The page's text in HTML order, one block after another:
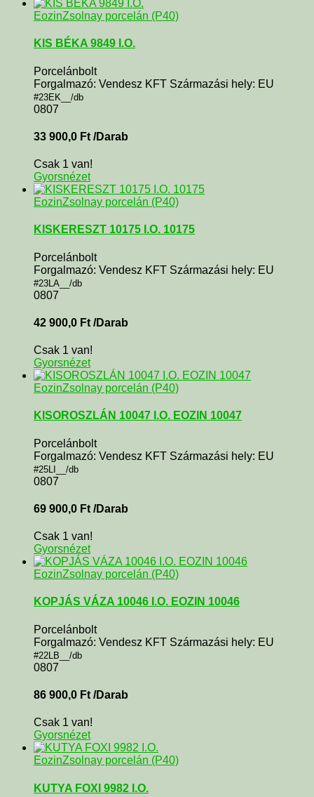
EozinZsolnay porcelán (P40)
KIS BÉKA 9849 I.O.
Porcelánbolt
Forgalmazó: Vendesz KFT Származási hely: EU
#23EK__/db
0807
33 900,0 Ft /Darab
Csak 1 van!
Gyorsnézet
EozinZsolnay porcelán (P40)
KISKERESZT 10175 I.O. 10175
Porcelánbolt
Forgalmazó: Vendesz KFT Származási hely: EU
#23LA__/db
0807
42 900,0 Ft /Darab
Csak 1 van!
Gyorsnézet
EozinZsolnay porcelán (P40)
KISOROSZLÁN 10047 I.O. EOZIN 10047
Porcelánbolt
Forgalmazó: Vendesz KFT Származási hely: EU
#25LI__/db
0807
69 900,0 Ft /Darab
Csak 1 van!
Gyorsnézet
EozinZsolnay porcelán (P40)
KOPJÁS VÁZA 10046 I.O. EOZIN 10046
Porcelánbolt
Forgalmazó: Vendesz KFT Származási hely: EU
#22LB__/db
0807
86 900,0 Ft /Darab
Csak 1 van!
Gyorsnézet
EozinZsolnay porcelán (P40)
KUTYA FOXI 9982 I.O.